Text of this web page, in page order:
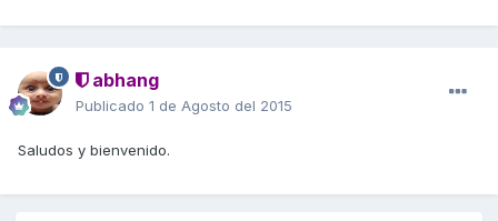
abhang
Publicado 1 de Agosto del 2015
Saludos y bienvenido.